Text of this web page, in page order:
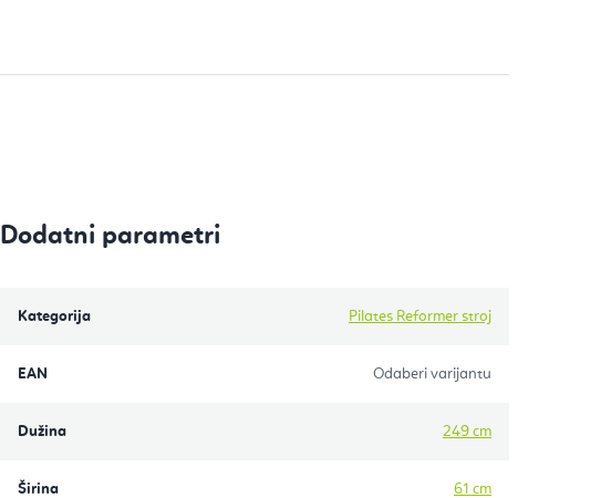
Dodatni parametri
Kategorija Pilates Reformer stroj
EAN Odaberi varijantu
Dužina 249 cm
Širina 61 cm